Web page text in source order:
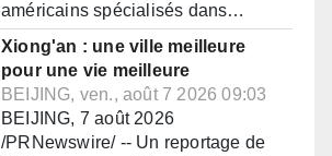
américains spécialisés dans…
Xiong'an : une ville meilleure
pour une vie meilleure
BEIJING, ven., août 7 2026 09:03
BEIJING, 7 août 2026
/PRNewswire/ -- Un reportage de